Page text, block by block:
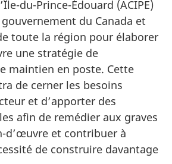
du-Prince-Édouard (ACIPE)
du Canada et
toute la région pour élaborer
une stratégie de
maintien en poste. Cette
de cerner les besoins
et d’apporter des
afin de remédier aux graves
d’œuvre et contribuer à
de construire davantage